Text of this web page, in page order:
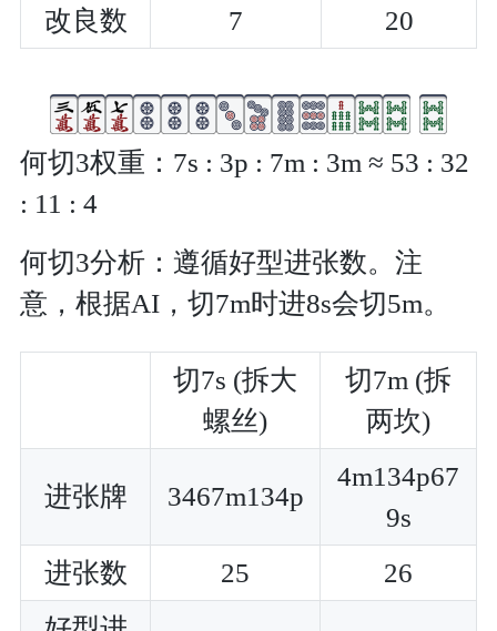
改良数 7 20
何切3权重：7s : 3p : 7m : 3m ≈ 53 : 32
: 11 : 4
何切3分析：遵循好型进张数。注
意，根据AI，切7m时进8s会切5m。
切7s (拆大
螺丝)
切7m (拆
两坎)
进张牌 3467m134p
4m134p67
9s
进张数
25
26